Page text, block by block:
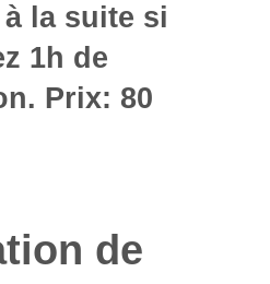
la suite si
1h de
Prix: 80
de